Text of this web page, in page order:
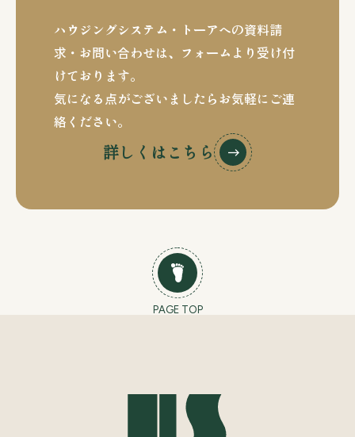
ハウジングシステム・トーアへの資料請
求・お問い合わせは、 フォームより受け付
けております。
気になる点がございましたらお気軽にご連
絡ください。
詳しくはこちら
PAGE TOP